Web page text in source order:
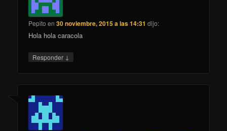
Pepito en30 noviembre, 2015 a las 14:31 dijo:
Hola hola caracola
Responder ↓